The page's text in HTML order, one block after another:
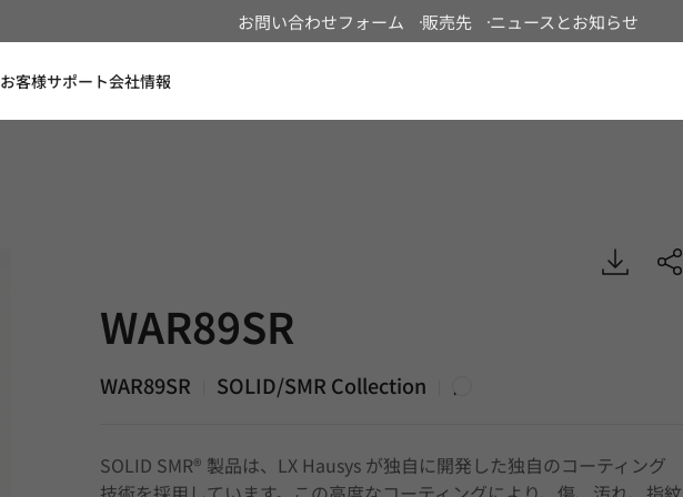
お問い合わせフォーム 販売先 ニュースとお知らせ
お客様サポート会社情報
WAR89SR
WAR89SR SOLID/SMR Collection 白
SOLID SMR® 製品は、LX Hausys が独自に開発した独自のコーティング